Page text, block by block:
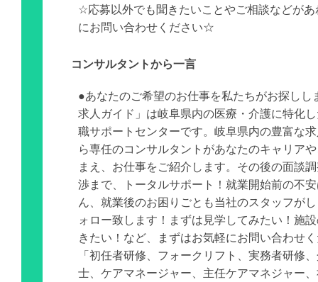
☆応募以外でも聞きたいことやご相談などがあ
にお問い合わせください☆
コンサルタントから一言
●あなたのご希望のお仕事を私たちがお探しし
求人ガイド」は岐阜県内の医療・介護に特化
職サポートセンターです。岐阜県内の豊富な
ら専任のコンサルタントがあなたのキャリア
まえ、お仕事をご紹介します。その後の面談
渉まで、トータルサポート！就業開始前の不
ん、就業後のお困りごとも当社のスタッフが
ォロー致します！まずは見学してみたい！施
きたい！など、まずはお気軽にお問い合わせ
「初任者研修、フォークリフト、実務者研修
士、ケアマネージャー、主任ケアマネジャー